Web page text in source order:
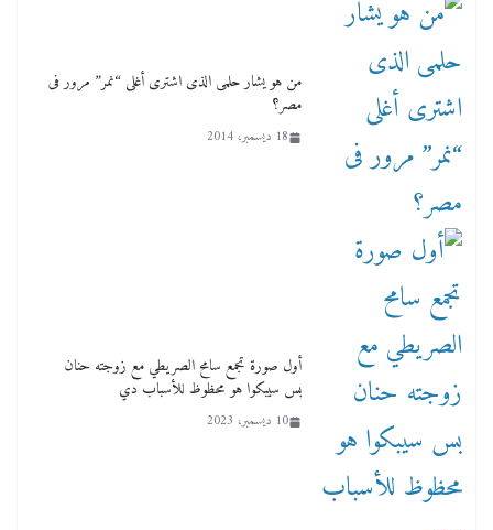
من هو يشار حلمى الذى اشترى أغلى “نمر” مرور فى
مصر؟
18 ديسمبر، 2014
أول صورة تجمع سامح الصريطي مع زوجته حنان
بس سيبكوا هو محظوظ للأسباب دي
10 ديسمبر، 2023